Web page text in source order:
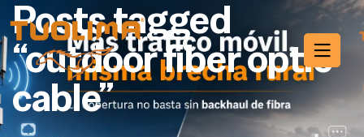
Posts tagged
“outdoor fiber optic
cable”